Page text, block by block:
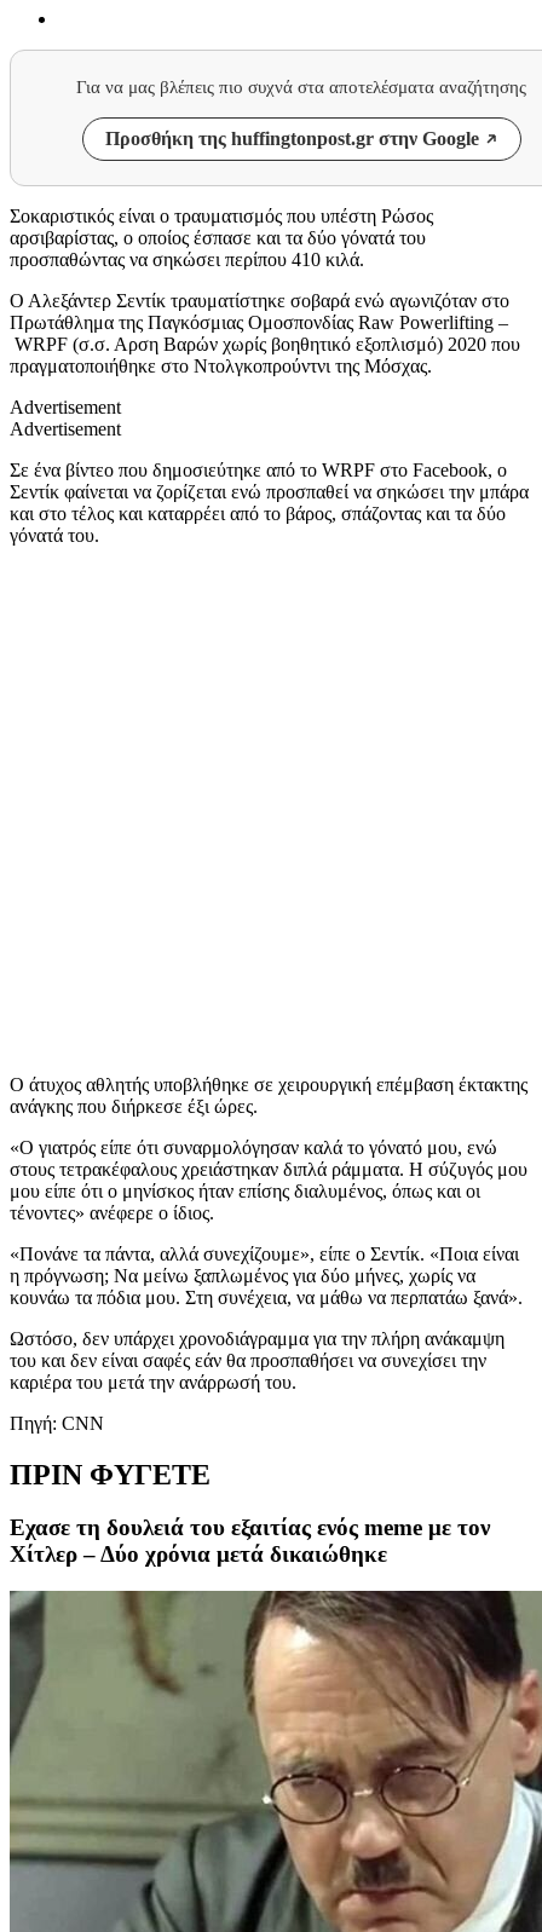
Για να μας βλέπεις πιο συχνά στα αποτελέσματα αναζήτησης
Προσθήκη της huffingtonpost.gr στην Google
Σοκαριστικός είναι ο τραυματισμός που υπέστη Ρώσος
αρσιβαρίστας, ο οποίος έσπασε και τα δύο γόνατά του
προσπαθώντας να σηκώσει περίπου 410 κιλά.
Ο Αλεξάντερ Σεντίκ τραυματίστηκε σοβαρά ενώ αγωνιζόταν στο
Πρωτάθλημα της Παγκόσμιας Ομοσπονδίας Raw Powerlifting –
WRPF (σ.σ. Αρση Βαρών χωρίς βοηθητικό εξοπλισμό) 2020 που
πραγματοποιήθηκε στο Ντολγκοπρούντνι της Μόσχας.
Advertisement
Advertisement
Σε ένα βίντεο που δημοσιεύτηκε από το WRPF στο Facebook, ο
Σεντίκ φαίνεται να ζορίζεται ενώ προσπαθεί να σηκώσει την μπάρα
και στο τέλος και καταρρέει από το βάρος, σπάζοντας και τα δύο
γόνατά του.
Ο άτυχος αθλητής υποβλήθηκε σε χειρουργική επέμβαση έκτακτης
ανάγκης που διήρκεσε έξι ώρες.
«Ο γιατρός είπε ότι συναρμολόγησαν καλά το γόνατό μου, ενώ
στους τετρακέφαλους χρειάστηκαν διπλά ράμματα. Η σύζυγός μου
μου είπε ότι ο μηνίσκος ήταν επίσης διαλυμένος, όπως και οι
τένοντες» ανέφερε ο ίδιος.
«Πονάνε τα πάντα, αλλά συνεχίζουμε», είπε ο Σεντίκ. «Ποια είναι
η πρόγνωση; Να μείνω ξαπλωμένος για δύο μήνες, χωρίς να
κουνάω τα πόδια μου. Στη συνέχεια, να μάθω να περπατάω ξανά».
Ωστόσο, δεν υπάρχει χρονοδιάγραμμα για την πλήρη ανάκαμψη
του και δεν είναι σαφές εάν θα προσπαθήσει να συνεχίσει την
καριέρα του μετά την ανάρρωσή του.
Πηγή: CNN
ΠΡΙΝ ΦΥΓΕΤΕ
Εχασε τη δουλειά του εξαιτίας ενός meme με τον
Χίτλερ – Δύο χρόνια μετά δικαιώθηκε